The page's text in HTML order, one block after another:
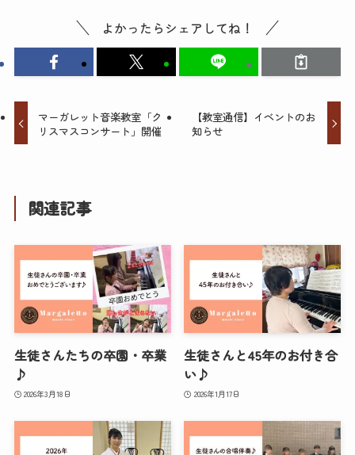
よかったらシェアしてね！
マーガレット音楽教室「ク
リスマスコンサート」開催
【教室通信】イベントのお
知らせ
関連記事
生徒さんたちの卒園・卒業
♪
2026年3月18日
生徒さんと45年のお付き合
い♪
2026年1月17日